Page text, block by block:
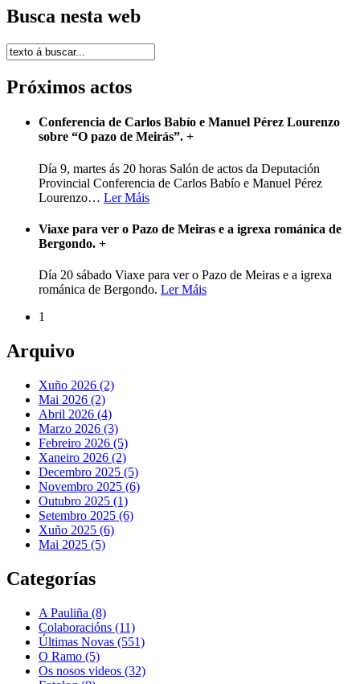
Busca nesta web
Próximos actos
Conferencia de Carlos Babío e Manuel Pérez Lourenzo
sobre “O pazo de Meirás”. +
Día 9, martes ás 20 horas Salón de actos da Deputación
Provincial Conferencia de Carlos Babío e Manuel Pérez
Lourenzo… Ler Máis
Viaxe para ver o Pazo de Meiras e a igrexa románica de
Bergondo. +
Día 20 sábado Viaxe para ver o Pazo de Meiras e a igrexa
románica de Bergondo. Ler Máis
1
Arquivo
Xuño 2026 (2)
Mai 2026 (2)
Abril 2026 (4)
Marzo 2026 (3)
Febreiro 2026 (5)
Xaneiro 2026 (2)
Decembro 2025 (5)
Novembro 2025 (6)
Outubro 2025 (1)
Setembro 2025 (6)
Xuño 2025 (6)
Mai 2025 (5)
Categorías
A Pauliña (8)
Colaboracións (11)
Últimas Novas (551)
O Ramo (5)
Os nosos videos (32)